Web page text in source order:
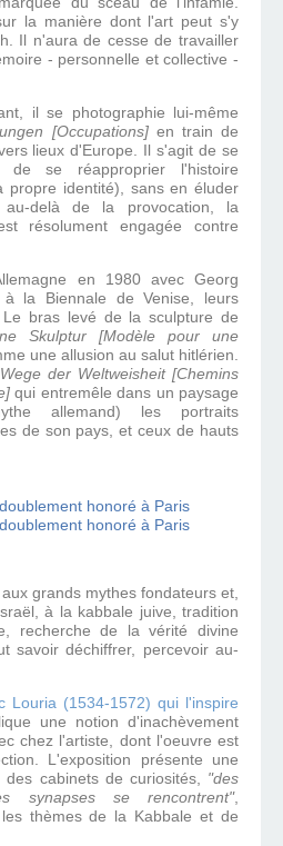
la manière dont l'art peut s'y
Il n'aura de cesse de travailler
- personnelle et collective -
il se photographie lui-même
[Occupations]en train de
lieux d'Europe. Il s'agit de se
de se réapproprier l'histoire
propre identité), sans en éluder
au-delà de la provocation, la
résolument engagée contre
en 1980 avec Georg
la Biennale de Venise, leurs
bras levé de la sculpture de
Skulptur [Modèle pour une
une allusion au salut hitlérien.
Wege der Weltweisheit [Chemins
qui entremêle dans un paysage
allemand) les portraits
de son pays, et ceux de hauts
grands mythes fondateurs et,
à la kabbale juive, tradition
recherche de la vérité divine
savoir déchiffrer, percevoir au-
Louria (1534-1572) qui l'inspire
une notion d'inachèvement
chez l'artiste, dont l'oeuvre est
L'exposition présente une
cabinets de curiosités, "des
synapses se rencontrent",
thèmes de la Kabbale et de